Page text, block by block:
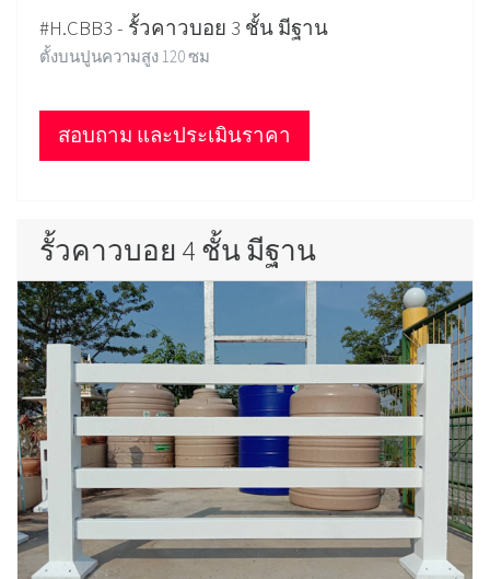
#H.CBB3 - รั้วคาวบอย 3 ชั้น มีฐาน
ตั้งบนปูนความสูง 120 ซม
สอบถาม และประเมินราคา
รั้วคาวบอย 4 ชั้น มีฐาน